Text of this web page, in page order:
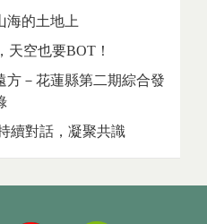
海的土地上
天空也要BOT！
方－花蓮縣第二期綜合發
續對話，凝聚共識